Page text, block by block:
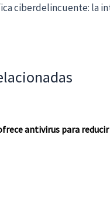
ciberdelincuente: la
antivirus para